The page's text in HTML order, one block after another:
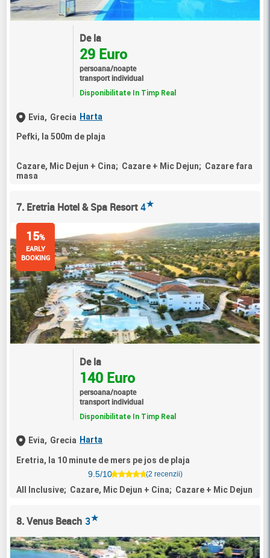
De la
29 Euro
persoana/noapte
transport individual
Disponibilitate In Timp Real
Evia, Grecia Harta
Pefki, la 500m de plaja
Cazare, Mic Dejun + Cina; Cazare + Mic Dejun; Cazare fara
masa
7. Eretria Hotel & Spa Resort 4★
15%
EARLY
BOOKING
De la
140 Euro
persoana/noapte
transport individual
Disponibilitate In Timp Real
Evia, Grecia Harta
Eretria, la 10 minute de mers pe jos de plaja
9.5/10
(2 recenzii)
All Inclusive; Cazare, Mic Dejun + Cina; Cazare + Mic Dejun
8. Venus Beach 3★